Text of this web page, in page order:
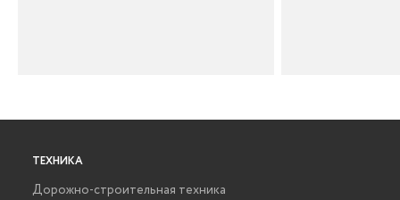
ТЕХНИКА
Дорожно-строительная техника